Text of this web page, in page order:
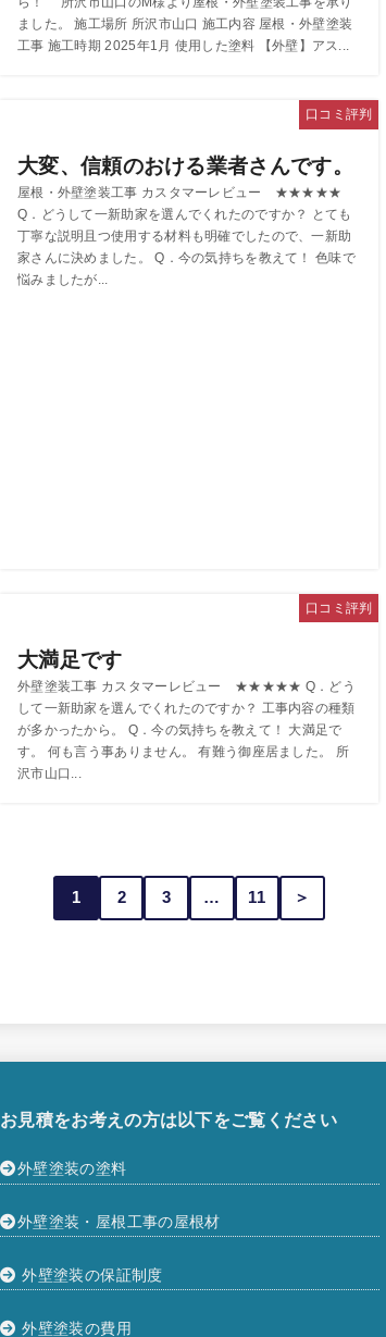
ました。 施工場所 所沢市山口 施工内容 屋根・外壁塗装
工事 施工時期 2025年1月 使用した塗料 【外壁】アス...
口コミ評判
大変、信頼のおける業者さんです。
屋根・外壁塗装工事 カスタマーレビュー ★★★★★
Q．どうして一新助家を選んでくれたのですか？ とても
丁寧な説明且つ使用する材料も明確でしたので、一新助
家さんに決めました。 Q．今の気持ちを教えて！ 色味で
悩みましたが...
口コミ評判
大満足です
外壁塗装工事 カスタマーレビュー ★★★★★ Q．どう
して一新助家を選んでくれたのですか？ 工事内容の種類
が多かったから。 Q．今の気持ちを教えて！ 大満足で
す。 何も言う事ありません。 有難う御座居ました。 所
沢市山口...
1 2 3 … 11 ＞
お見積をお考えの方は以下をご覧ください
外壁塗装の塗料
外壁塗装・屋根工事の屋根材
外壁塗装の保証制度
外壁塗装の費用